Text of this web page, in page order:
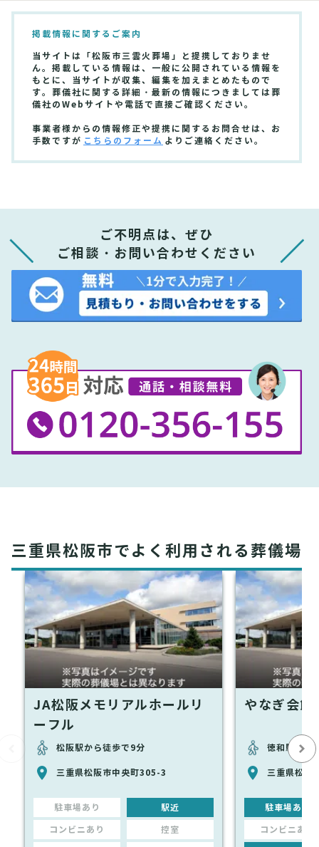
掲載情報に関するご案内
当サイトは「松阪市三雲火葬場」と提携しておりませ
ん。掲載している情報は、一般に公開されている情報を
もとに、当サイトが収集、編集を加えまとめたもので
す。葬儀社に関する詳細・最新の情報につきましては葬
儀社のWebサイトや電話で直接ご確認ください。
事業者様からの情報修正や提携に関するお問合せは、お
手数ですが こちらのフォーム よりご連絡ください。
ご不明点は、ぜひ
ご相談・お問い合わせください
三重県松阪市でよく利用される葬儀場
JA松阪メモリアルホールリ
ーフル
松阪駅から徒歩で9分
三重県松阪市中央町305-3
駐車場あり 駅近
コンビニあり 控室
やなぎ会館
徳和駅から
三重県松阪
駐車場あり
コンビニあり